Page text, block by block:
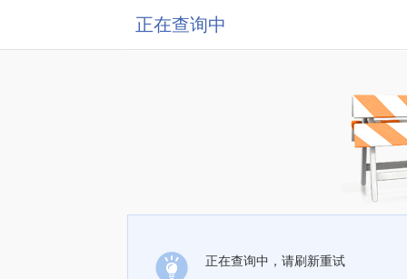
正在查询中
正在查询中，请刷新重试